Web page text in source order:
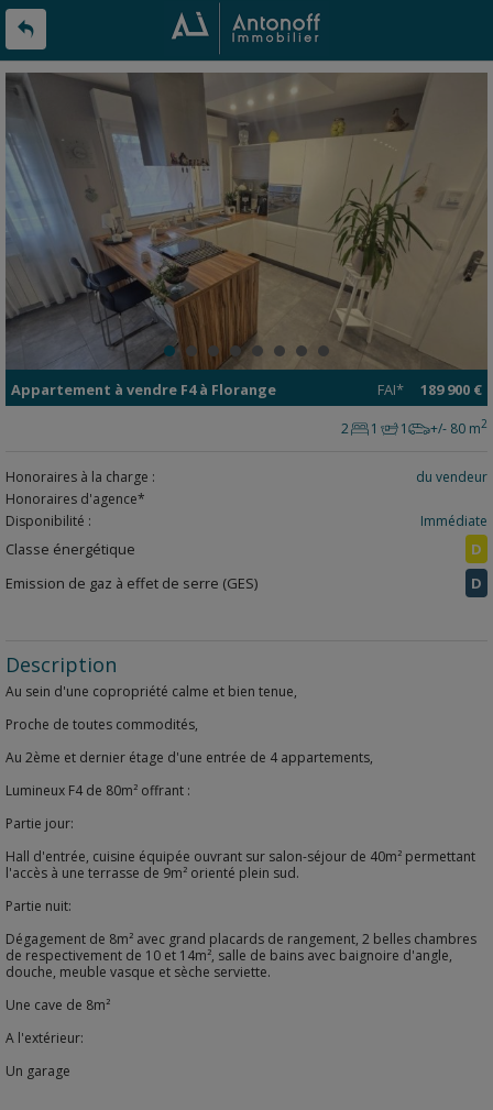
189 900 €
Appartement à vendre F4 à Florange FAI*
2 1 1 +/- 80 m2
Honoraires à la charge :
du vendeur
Honoraires d'agence*
Disponibilité :
Immédiate
Classe énergétique
D
Emission de gaz à effet de serre (GES)
D
Description
Au sein d'une copropriété calme et bien tenue,
Proche de toutes commodités,
Au 2ème et dernier étage d'une entrée de 4 appartements,
Lumineux F4 de 80m² offrant :
Partie jour:
Hall d'entrée, cuisine équipée ouvrant sur salon-séjour de 40m² permettant
l'accès à une terrasse de 9m² orienté plein sud.
Partie nuit:
Dégagement de 8m² avec grand placards de rangement, 2 belles chambres
de respectivement de 10 et 14m², salle de bains avec baignoire d'angle,
douche, meuble vasque et sèche serviette.
Une cave de 8m²
A l'extérieur:
Un garage